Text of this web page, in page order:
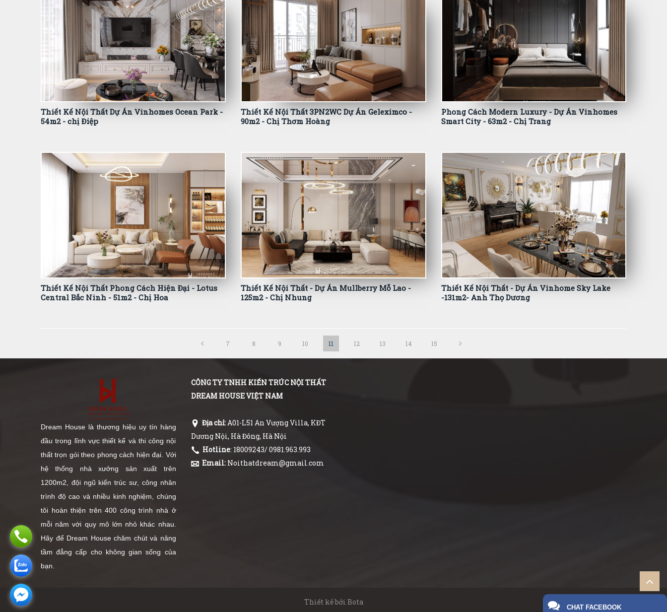
CHAT FACEBOOK
Thiết Kế Nội Thất Dự Án Vinhomes Ocean Park -
54m2 - chị Điệp
Thiết Kế Nội Thất 3PN2WC Dự Án Geleximco -
90m2 - Chị Thơm Hoàng
Phong Cách Modern Luxury - Dự Án Vinhomes
Smart City - 63m2 - Chị Trang
Thiết Kế Nội Thất Phong Cách Hiện Đại - Lotus
Central Bắc Ninh - 51m2 - Chị Hoa
Thiết Kế Nội Thất - Dự Án Mullberry Mỗ Lao -
125m2 - Chị Nhung
Thiết Kế Nội Thất - Dự Án Vinhome Sky Lake
-131m2- Anh Thọ Dương
7 8 9 10 11 12 13 14 15
Dream House là thương hiệu uy tín hàng
đầu trong lĩnh vực thiết kế và thi công nội
thất trọn gói theo phong cách hiện đại. Với
hệ thống nhà xưởng sản xuất trên
1200m2, đội ngũ kiến trúc sư, công nhân
trình độ cao và nhiều kinh nghiệm, chúng
tôi hoàn thiện trên 400 công trình nhà ở
mỗi năm với quy mô lớn nhỏ khác nhau.
Hãy để Dream House chăm chút và nâng
tầm đẳng cấp cho không gian sống của
bạn.
CÔNG TY TNHH KIẾN TRÚC NỘI THẤT
DREAM HOUSE VIỆT NAM
Địa chỉ:A01-L51 An Vượng Villa, KĐT
Dương Nội, Hà Đông, Hà Nội
Hotline: 18009243/ 0981.963.993
Email:Noithatdream@gmail.com
Thiết kế bởi Bota